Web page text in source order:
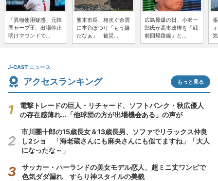
「異物使用疑惑」元韓
国セーブ王、出場停止
明けマウンドで...
熊本市長、相次ぐ余震
に本音ぽつり「もう嫌
だなぁ」 被災...
広島原爆の日、小沢一
郎氏が高市政権を「戦
前回帰路線」と...
J-CAST ニュース
アクセスランキング もっと見る
電撃トレードの巨人・リチャード、ソフトバンク・秋広優人
の存在感薄れ...「他球団の方が出場機会ある」の声が
市川團十郎の15歳長女＆13歳長男、ソファでリラックス仲良
し2ショ 「海老蔵さんにも麻央さんにも似てますね」「大人
になったな～」
サッカー・ハーランドの美女モデル恋人、超ミニ丈ワンピで
色気ダダ漏れ すらり神スタイルの美貌